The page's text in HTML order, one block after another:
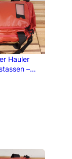
Hauler
–